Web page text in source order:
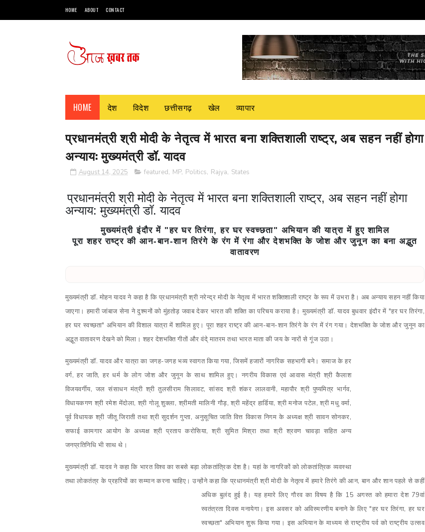
HOME ABOUT CONTACT
HOME देश विदेश छत्तीसगढ़ खेल व्यापार
प्रधानमंत्री श्री मोदी के नेतृत्व में भारत बना शक्तिशाली राष्ट्र, अब सहन नहीं होगा
अन्याय: मुख्यमंत्री डॉ. यादव
August 14, 2025 featured, MP, Politics, Rajya, States
प्रधानमंत्री श्री मोदी के नेतृत्व में भारत बना शक्तिशाली राष्ट्र, अब सहन नहीं होगा
अन्याय: मुख्यमंत्री डॉ. यादव
मुख्यमंत्री इंदौर में "हर घर तिरंगा, हर घर स्वच्छता" अभियान की यात्रा में हुए शामिल
पूरा शहर राष्ट्र की आन-बान-शान तिरंगे के रंग में रंगा और देशभक्ति के जोश और जुनून का बना अद्भुत
वातावरण
मुख्यमंत्री डॉ. मोहन यादव ने कहा है कि प्रधानमंत्री श्री नरेन्द्र मोदी के नेतृत्व में भारत शक्तिशाली राष्ट्र के रूप में उभरा है। अब अन्याय सहन नहीं किया
जाएगा। हमारी जांबाज सेना ने दुश्मनों को मुंहतोड़ जवाब देकर भारत की शक्ति का परिचय कराया है। मुख्यमंत्री डॉ. यादव बुधवार इंदौर में "हर घर तिरंगा,
हर घर स्वच्छता" अभियान की विशाल यात्रा में शामिल हुए। पूरा शहर राष्ट्र की आन-बान-शान तिरंगे के रंग में रंग गया। देशभक्ति के जोश और जुनून का
अद्भूत वातावरण देखने को मिला। शहर देशभक्ति गीतों और वंदे् मातरम तथा भारत माता की जय के नारों से गूंज उठा।
मुख्यमंत्री डॉ. यादव और यात्रा का जगह-जगह भव्य स्वागत किया गया, जिसमें हजारों नागरिक सहभागी बने। समाज के हर
वर्ग, हर जाति, हर धर्म के लोग जोश और जुनून के साथ शामिल हुए। नगरीय विकास एवं आवास मंत्री श्री कैलाश
विजयवर्गीय, जल संसाधन मंत्री श्री तुलसीराम सिलावट, सांसद श्री शंकर लालवानी, महापौर श्री पुष्यमित्र भार्गव,
विधायकगण श्री रमेश मेंदोला, श्री गोलू शुक्ला, श्रीमती मालिनी गौड़, श्री महेंद्र हार्डिया, श्री मनोज पटेल, श्री मधु वर्मा,
पूर्व विधायक श्री जीतू जिराती तथा श्री सुदर्शन गुप्ता, अनुसूचित जाति वित्त विकास निगम के अध्यक्ष श्री सावन सोनकर,
सफाई कामगार आयोग के अध्यक्ष श्री प्रताप करोसिया, श्री सुमित मिश्रा तथा श्री श्रवण चावड़ा सहित अन्य
जनप्रतिनिधि भी साथ थे।
मुख्यमंत्री डॉ. यादव ने कहा कि भारत विश्व का सबसे बड़ा लोकतांत्रिक देश है। यहां के नागरिकों को लोकतांत्रिक व्यवस्था
तथा लोकतंत्र के प्रहरियों का सम्मान करना चाहिए। उन्होंने कहा कि प्रधानमंत्री श्री मोदी के नेतृत्व में हमारे तिरंगे की आन, बान और शान पहले से कहीं
अधिक बुलंद हुई है। यह हमारे लिए गौरव का विषय है कि 15 अगस्त को हमारा देश 79वां
स्वतंत्रता दिवस मनायेगा। इस अवसर को अविस्मरणीय बनाने के लिए "हर घर तिरंगा, हर घर
स्वच्छता" अभियान शुरू किया गया। इस अभियान के माध्यम से राष्ट्रीय पर्व को राष्ट्रीय उत्सव